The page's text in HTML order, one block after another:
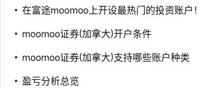
在富途moomoo上开设最热门的投资账户！
moomoo证券(加拿大)开户条件
moomoo证券(加拿大)支持哪些账户种类
盈亏分析总览